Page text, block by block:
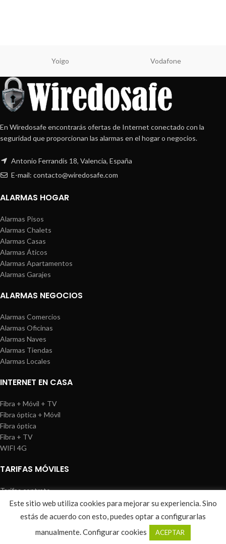
Yoigo Vodafone
En Wiredosafe encontrarás ofertas de Internet conectado con la
seguridad que proporcionan las alarmas en el hogar o negocios.
Antonio Ferrandis 18, Valencia, España
E-mail: contacto@wiredosafe.com
ALARMAS HOGAR
Alarmas Pisos
Alarmas Chalets
Alarmas Casas
Alarmas Áticos
Alarmas Apartamentos
Alarmas Garajes
ALARMAS NEGOCIOS
Alarmas Comercios
Alarmas Oficinas
Alarmas Naves
Alarmas Tiendas
Alarmas Locales
INTERNET EN CASA
Fibra + Móvil + TV
Fibra óptica + Móvil
Fibra óptica
Fibra + TV
WIFI 4G
TARIFAS MÓVILES
Tarifas contrato
Tarifas prepago
WIREDOSAFE Aviso Legal Política de Cookies |Sitemap
Este sitio web utiliza cookies para mejorar su experiencia. Sino
estás de acuerdo con esto, puedes optar a configurarlas
manualmente.Configurar cookies ACEPTAR